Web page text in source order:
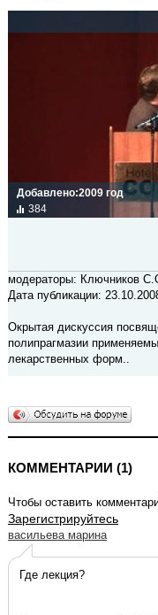
Добавлено:2009 год
384
модераторы: Ключников
Дата публикации:
Окрытая дискуссия
полипрагмазии
лекарственных форм..
КОММЕНТАРИИ (1)
Чтобы оставить
Зарегистрируйтесь
васильева марина
Где лекция?